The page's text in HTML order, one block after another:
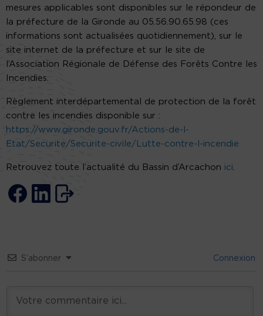
mesures applicables sont disponibles sur le répondeur de
la préfecture de la Gironde au 05.56.90.65.98 (ces
informations sont actualisées quotidiennement), sur le
site internet de la préfecture et sur le site de
l’Association Régionale de Défense des Forêts Contre les
Incendies.
Règlement interdépartemental de protection de la forêt
contre les incendies disponible sur :
https://www.gironde.gouv.fr/Actions-de-l-
Etat/Securite/Securite-civile/Lutte-contre-l-incendie
Retrouvez toute l’actualité du Bassin d’Arcachon ici.
S’abonner Connexion